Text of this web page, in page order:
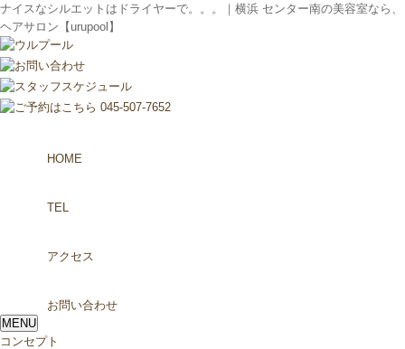
ナイスなシルエットはドライヤーで。。。｜横浜 センター南の美容室なら、
ヘアサロン【urupool】
HOME
TEL
アクセス
お問い合わせ
MENU
コンセプト